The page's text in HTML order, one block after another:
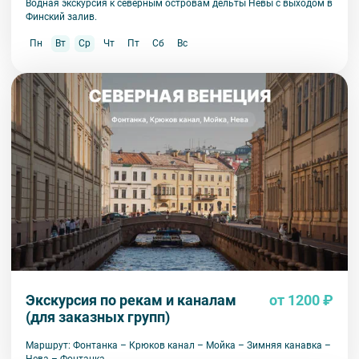
Водная экскурсия к северным островам дельты Невы с выходом в
Финский залив.
Пн Вт Ср Чт Пт Сб Вс
Экскурсия по рекам и каналам
(для заказных групп)
от 1200 ₽
Маршрут: Фонтанка – Крюков канал – Мойка – Зимняя канавка –